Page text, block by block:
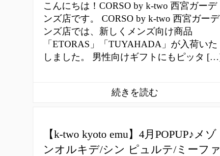
こんにちは！CORSO by k-two 西宮ガーデ
ンズ店です。 CORSO by k-two 西宮ガーデ
ンズ店では、新しくメンズ向け商品
「ETORAS」「TUYAHADA」が入荷いた
しました。 男性向けギフトにもピッタ
【k-two kyoto emu】4月POPUP♪メゾ
ンオルキデ/シン ピュルテ/ミーフ